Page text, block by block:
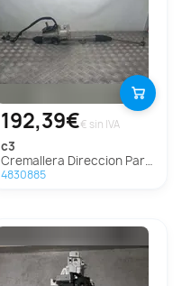
192,39€€ sin IVA
c3
Cremallera Direccion Para Citroen C3
4830885